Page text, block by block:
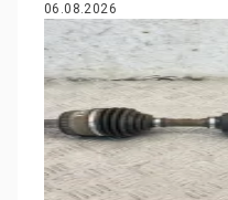
06.08.2026